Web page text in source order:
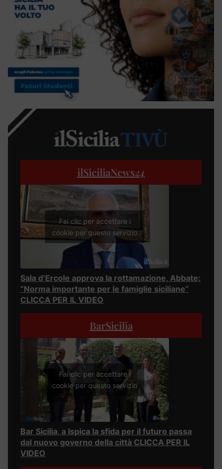
ilSiciliaNews24
Fai clic per accettare i
cookie per questo servizio
Sala d’Ercole approva la rottamazione, Abbate:
“Norma importante per le famiglie siciliane”
CLICCA PER IL VIDEO
BarSicilia
Fai clic per accettare i
cookie per questo servizio
Bar Sicilia, a Ispica la sfida per il futuro passa
dal nuovo governo della città CLICCA PER IL
VIDEO